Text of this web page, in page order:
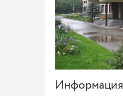
Информация